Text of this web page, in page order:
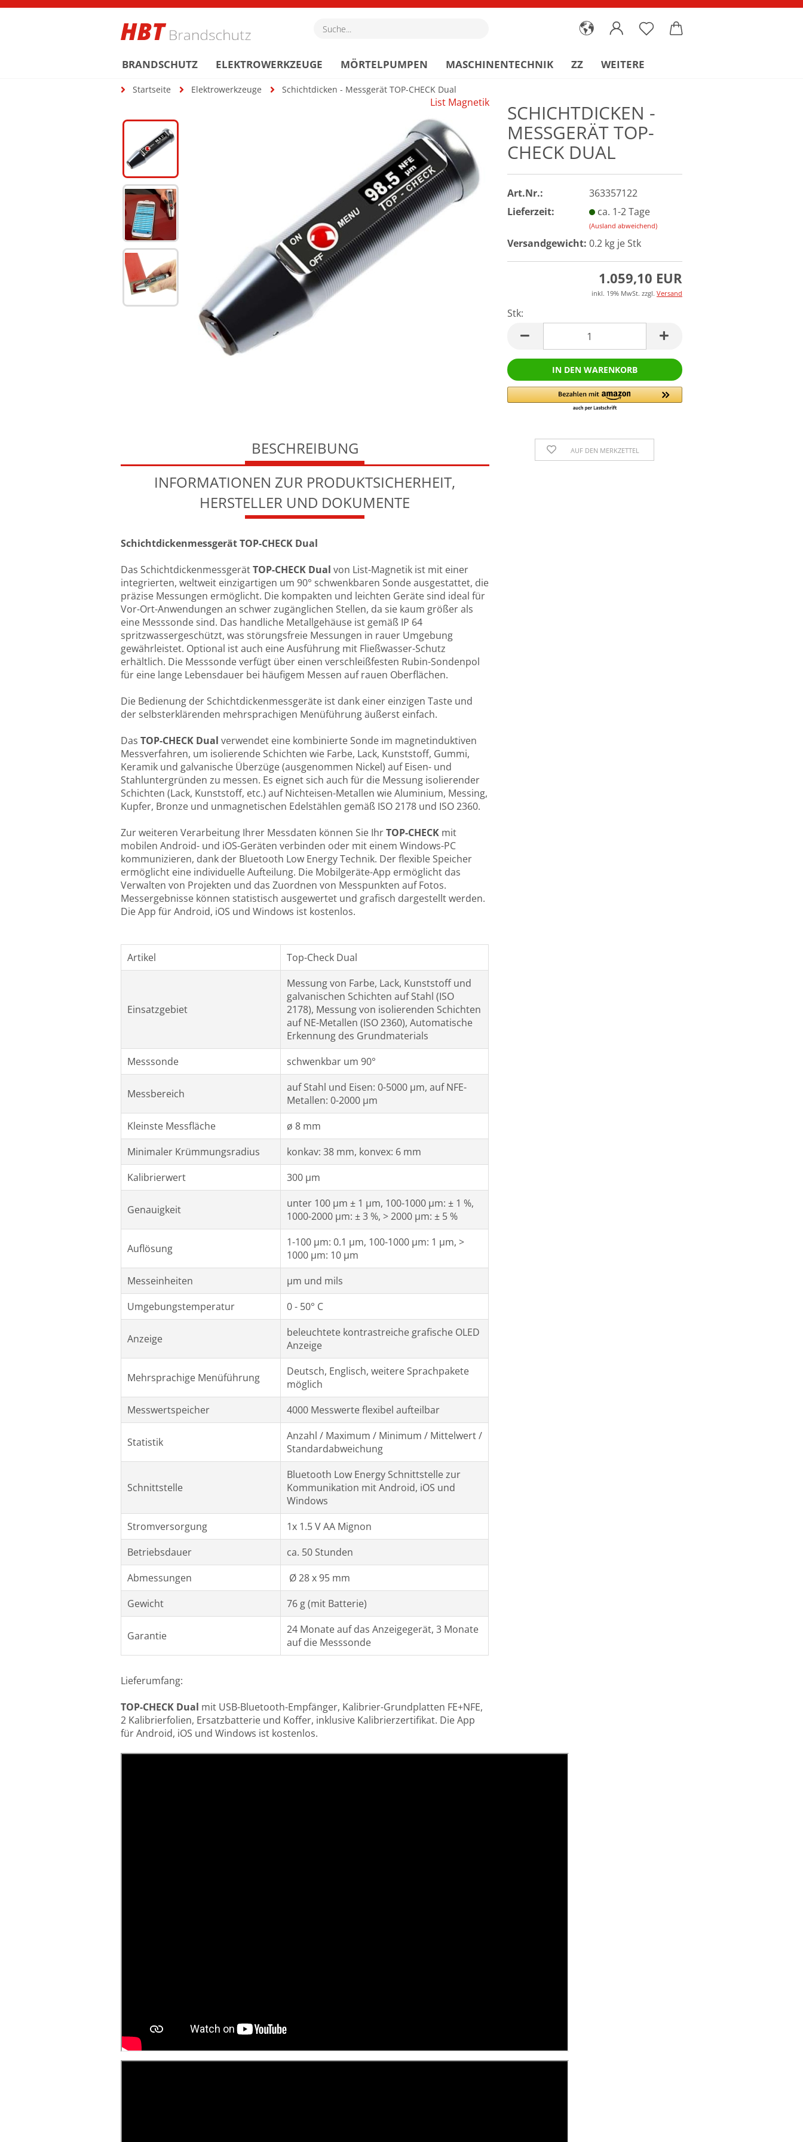
BRANDSCHUTZ ELEKTROWERKZEUGE MÖRTELPUMPEN MASCHINENTECHNIK ZZ WEITERE
Startseite Elektrowerkzeuge Schichtdicken - Messgerät TOP-CHECK Dual
List Magnetik
SCHICHTDICKEN -
MESSGERÄT TOP-
CHECK DUAL
Art.Nr.:
363357122
Lieferzeit:
ca. 1-2 Tage
(Ausland abweichend)
Versandgewicht: 0.2kg je Stk
1.059,10 EUR
inkl. 19% MwSt. zzgl. Versand
Stk:
AUF DEN MERKZETTEL
BESCHREIBUNG
INFORMATIONEN ZUR PRODUKTSICHERHEIT,
HERSTELLER UND DOKUMENTE
Schichtdickenmessgerät TOP-CHECK Dual
Das SchichtdickenmessgerätTOP-CHECK Dual von List-Magnetik ist mit einer
integrierten, weltweit einzigartigen um 90° schwenkbaren Sonde ausgestattet, die
präzise Messungen ermöglicht. Die kompakten und leichten Geräte sind ideal für
Vor-Ort-Anwendungen an schwer zugänglichen Stellen, da sie kaum größer als
eine Messsonde sind. Das handliche Metallgehäuse ist gemäß IP 64
spritzwassergeschützt, was störungsfreie Messungen in rauer Umgebung
gewährleistet. Optional ist auch eine Ausführung mit Fließwasser-Schutz
erhältlich. Die Messsonde verfügt über einen verschleißfesten Rubin-Sondenpol
für eine lange Lebensdauer bei häufigem Messen auf rauen Oberflächen.
Die Bedienung der Schichtdickenmessgeräte ist dank einer einzigen Taste und
der selbsterklärenden mehrsprachigen Menüführung äußerst einfach.
Das TOP-CHECK Dual verwendet eine kombinierte Sonde im magnetinduktiven
Messverfahren, um isolierende Schichten wie Farbe, Lack, Kunststoff, Gummi,
Keramik und galvanische Überzüge (ausgenommen Nickel) auf Eisen- und
Stahluntergründen zu messen. Es eignet sich auch für die Messung isolierender
Schichten (Lack, Kunststoff, etc.) auf Nichteisen-Metallen wie Aluminium, Messing,
Kupfer, Bronze und unmagnetischen Edelstählen gemäß ISO 2178 und ISO 2360.
Zur weiteren Verarbeitung Ihrer Messdaten können Sie IhrTOP-CHECK mit
mobilen Android- und iOS-Geräten verbinden oder mit einem Windows-PC
kommunizieren, dank der Bluetooth Low Energy Technik. Der flexible Speicher
ermöglicht eine individuelle Aufteilung. Die Mobilgeräte-App ermöglicht das
Verwalten von Projekten und das Zuordnen von Messpunkten auf Fotos.
Messergebnisse können statistisch ausgewertet und grafisch dargestellt werden.
Die App für Android, iOS und Windows ist kostenlos.
Artikel Top-Check Dual
Einsatzgebiet
Messung von Farbe, Lack, Kunststoff und
galvanischen Schichten auf Stahl (ISO
2178), Messung von isolierenden Schichten
auf NE-Metallen (ISO 2360), Automatische
Erkennung des Grundmaterials
Messsonde
schwenkbar um 90°
Messbereich
auf Stahl und Eisen: 0-5000 µm, auf NFE-
Metallen: 0-2000 µm
Kleinste Messfläche
ø 8 mm
Minimaler Krümmungsradius
konkav: 38 mm, konvex: 6 mm
Kalibrierwert
300 µm
Genauigkeit
unter 100 µm ± 1 µm, 100-1000 µm: ± 1 %,
1000-2000 µm: ± 3 %, > 2000 µm: ± 5 %
Auflösung
1-100 µm: 0.1 µm, 100-1000 µm: 1 µm, >
1000 µm: 10 µm
Messeinheiten
µm und mils
Umgebungstemperatur
0 - 50° C
Anzeige
beleuchtete kontrastreiche grafische OLED
Anzeige
Mehrsprachige Menüführung
Deutsch, Englisch, weitere Sprachpakete
möglich
Messwertspeicher
4000 Messwerte flexibel aufteilbar
Statistik
Anzahl / Maximum / Minimum / Mittelwert /
Standardabweichung
Schnittstelle
Bluetooth Low Energy Schnittstelle zur
Kommunikation mit Android, iOS und
Windows
Stromversorgung
1x 1.5 V AA Mignon
Betriebsdauer
ca. 50 Stunden
Abmessungen
Ø 28 x 95 mm
Gewicht
76 g (mit Batterie)
Garantie
24 Monate auf das Anzeigegerät, 3 Monate
auf die Messsonde
Lieferumfang:
TOP-CHECK Dual mit USB-Bluetooth-Empfänger, Kalibrier-Grundplatten FE+NFE,
2 Kalibrierfolien, Ersatzbatterie und Koffer, inklusive Kalibrierzertifikat. Die App
für Android, iOS und Windows ist kostenlos.